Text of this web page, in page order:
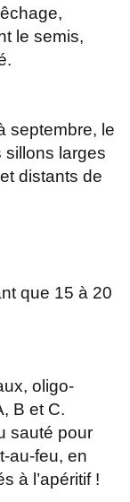
le semis,
septembre, le
sillons larges
distants de
que 15 à 20
oligo-
B et C.
sauté pour
au-feu, en
à l’apéritif !